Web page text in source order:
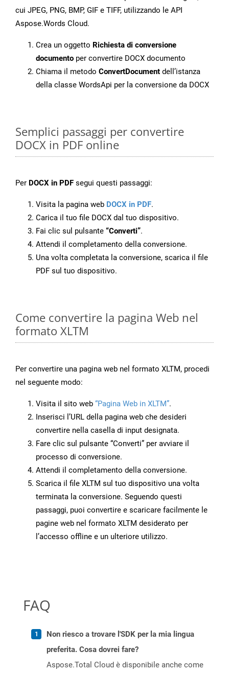
cui JPEG, PNG, BMP, GIF e TIFF, utilizzando le API
Aspose.Words Cloud.
Crea un oggetto Richiesta di conversione
documento per convertire DOCX documento
Chiama il metodo ConvertDocument dell’istanza
della classe WordsApi per la conversione da DOCX
Semplici passaggi per convertire
DOCX in PDF online
Per DOCX in PDF segui questi passaggi:
Visita la pagina web DOCX in PDF.
Carica il tuo file DOCX dal tuo dispositivo.
Fai clic sul pulsante “Converti”.
Attendi il completamento della conversione.
Una volta completata la conversione, scarica il file
PDF sul tuo dispositivo.
Come convertire la pagina Web nel
formato XLTM
Per convertire una pagina web nel formato XLTM, procedi
nel seguente modo:
Visita il sito web “Pagina Web in XLTM”.
Inserisci l’URL della pagina web che desideri
convertire nella casella di input designata.
Fare clic sul pulsante “Converti” per avviare il
processo di conversione.
Attendi il completamento della conversione.
Scarica il file XLTM sul tuo dispositivo una volta
terminata la conversione. Seguendo questi
passaggi, puoi convertire e scaricare facilmente le
pagine web nel formato XLTM desiderato per
l’accesso offline e un ulteriore utilizzo.
FAQ
Non riesco a trovare l'SDK per la mia lingua
preferita. Cosa dovrei fare?
Aspose.Total Cloud è disponibile anche come